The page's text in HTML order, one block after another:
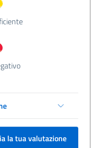
la tua valutazione